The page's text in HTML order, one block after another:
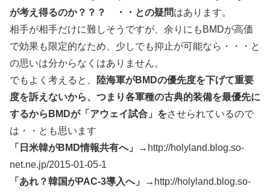
が考え得るのか？？？ ・・との疑問はあります。
相手が相手だけに難しそうですが、余りにもBMDが高価
で効果も限定的なため、少しでも抑止が可能なら・・・と
の思いは分からなくはありません。
でもよく考えると、
陸海軍がBMDの優先度を下げて重要
度を訴えないから、つまり各軍種の古典的装備を最優先に
するからBMDが「アウェイ試合」をさせられているので
は・・とも思います
「日米韓がBMD情報共有へ」→ http://holyland.blog.so-
net.ne.jp/2015-01-05-1
「あれ？韓国がPAC-3導入へ」→ http://holyland.blog.so-